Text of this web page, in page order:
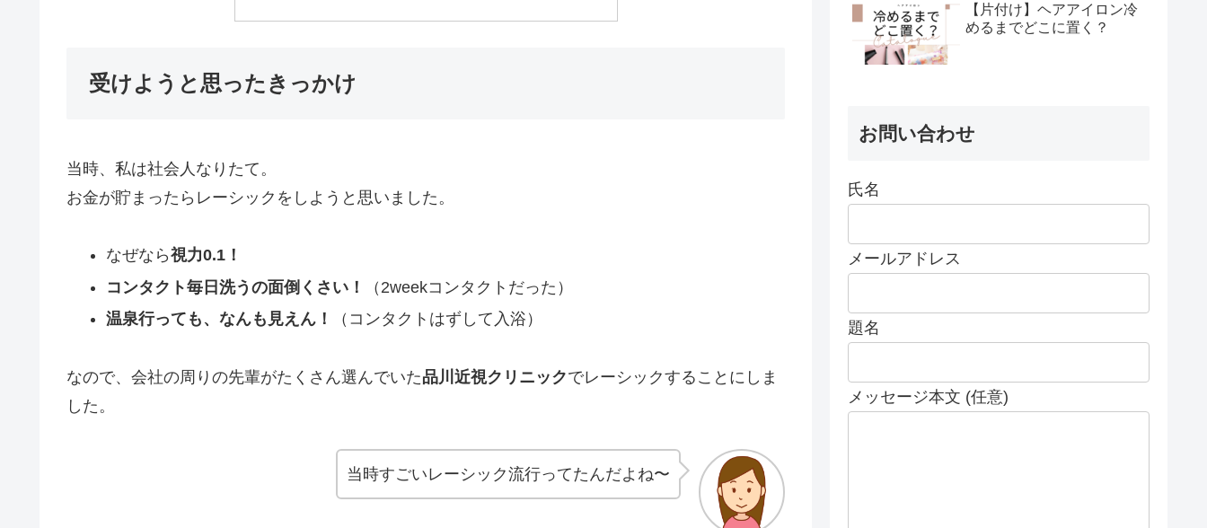
受けようと思ったきっかけ
当時、私は社会人なりたて。
お金が貯まったらレーシックをしようと思いました。
なぜなら視力0.1！
コンタクト毎日洗うの面倒くさい！
（2weekコンタクトだった）
温泉行っても、なんも見えん！
（コンタクトはずして入浴）
なので、会社の周りの先輩がたくさん選んでいた品川近視クリニックでレーシックすることにしま
した。
当時すごいレーシック流行ってたんだよね〜
【片付け】ヘアアイロン冷
めるまでどこに置く？
お問い合わせ
氏名
メールアドレス
題名
メッセージ本文 (任意)